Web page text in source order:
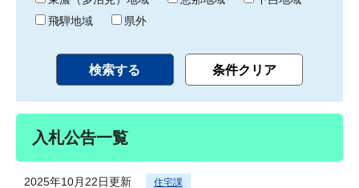
飛騨地域
県外
入札公告一覧
2025年10月22日更新 住宅課